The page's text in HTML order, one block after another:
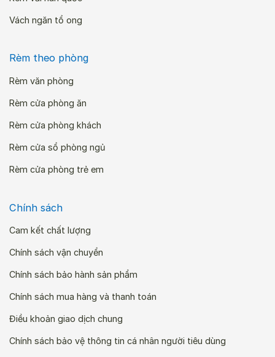
Vách ngăn tổ ong
Rèm theo phòng
Rèm văn phòng
Rèm cửa phòng ăn
Rèm cửa phòng khách
Rèm cửa sổ phòng ngủ
Rèm cửa phòng trẻ em
Chính sách
Cam kết chất lượng
Chính sách vận chuyển
Chính sách bảo hành sản phẩm
Chính sách mua hàng và thanh toán
Điều khoản giao dịch chung
Chính sách bảo vệ thông tin cá nhân người tiêu dùng